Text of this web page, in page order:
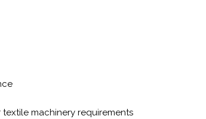
machinery requirements